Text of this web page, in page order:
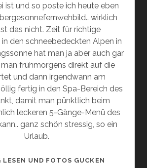
ist und so poste ich heute eben
wirklich
das nicht. Zeit für richtige
den schneebedeckten Alpen in
hat man ja aber auch gar
frühmorgens direkt auf die
und dann irgendwann am
fertig in den Spa-Bereich des
damit man pünktlich beim
leckeren 5-Gänge-Menü des
ganz schön stressig, so ein
Urlaub.
LESEN UND FOTOS GUCKEN